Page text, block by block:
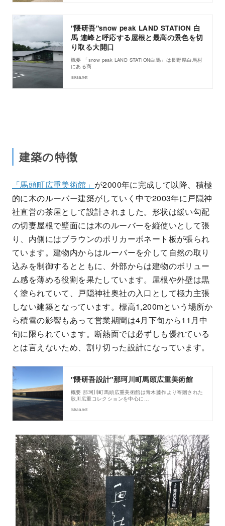
"隈研吾"snow peak LAND STATION 白
馬 連峰と呼応する屋根と最高の景色を切
り取る大開口
概要 「snow peak LAND STATION白馬」は長野県白馬村
にある商…
iskaa.net
建築の特徴
「馬頭町広重美術館」 が2000年に完成して以降、積極
的に木のルーバー建築がしていく中で2003年に戸隠神
社直営の茶屋として設計されました。形状は緩い勾配
の切妻屋根で壁面には木のルーバーを縦使いとして張
り、内側にはブラウンのポリカーボネート板が張られ
ています。建物内からはルーバーを介して自然の取り
込みを制御するとともに、外部からは建物のボリュー
ム感を薄める役割を果たしています。屋根や外壁は黒
く塗られていて、戸隠神社奥社の入口として極力主張
しない建築となっています。標高1,200mという場所か
ら積雪の影響もあって営業期間は4月下旬から11月中
旬に限られています。断熱面では必ずしも優れている
とは言えないため、割り切った設計になっています。
"隈研吾設計"那珂川町馬頭広重美術館
概要 那珂川町馬頭広重美術館は青木藤作より寄贈された
歌川広重コレクションを中心に…
iskaa.net